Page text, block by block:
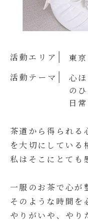
活動エリア
東京
活動テーマ
心
の
日
茶道から得られる
を大切にしている
私はそこにとても
一服のお茶で心が
そのような時間を
やりがいや、やり